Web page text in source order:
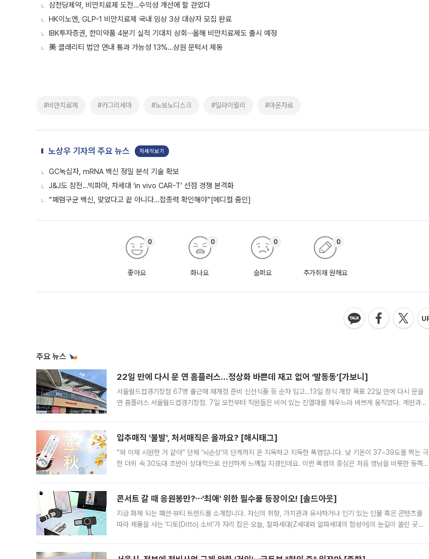
삼천당제약, 비만치료제 도전…수익성 개선에 팔 걷었다
HK이노엔, GLP-1 비만치료제 국내 임상 3상 대상자 모집 완료
IBK투자증권, 한미약품 4분기 실적 기대치 상회⋯올해 비만치료제도 출시 예정
美 클래리티 법안 연내 통과 가능성 13%…상원 문턱서 제동
#비만치료제 #카그리세마 #노보노디스크 #일라이릴리 #마운자로
노상우 기자의 주요 뉴스 자세히보기
GC녹십자, mRNA 백신 정밀 분석 기술 확보
J&J도 참전…빅파마, 차세대 ‘in vivo CAR-T’ 선점 경쟁 본격화
“폐렴구균 백신, 맞았다고 끝 아니다…접종력 확인해야”[메디컬 줌인]
좋아요
0
화나요
0
슬퍼요
0
추가취재 원해요
0
주요 뉴스
22일 만에 다시 문 연 홈플러스…정상화 바쁜데 재고 없어 ‘발동동’[가보니]
서울월드컵경기장점 67명 출근해 재개점 준비 신선식품 등 순차 입고…13일 정식 개장 목표 22일 만에 다시 문을
연 홈플러스 서울월드컵경기장점. 7일 오전부터 직원들은 비어 있는 진열대를 채우느라 바쁘게 움직였다. 계란과
입추매직 '불발', 처서매직은 올까요? [해시태그]
“와 이제 시원한 거 같아” 단체 ‘뇌손상’의 단계까지 온 지독하고 지독한 폭염입니다. 낮 기온이 37~39도를 찍는 극
한 더위 속 30도대 초반이 상대적으로 선선하게 느껴질 지경인데요. 이번 폭염의 중심은 처음 영남을 비롯한 동쪽
콘서트 갈 때 응원봉만?⋯'최애' 위한 필수품 등장이오! [솔드아웃]
지금 화제 되는 패션·뷰티 트렌드를 소개합니다. 자신의 취향, 가치관과 유사하거나 인기 있는 인물 혹은 콘텐츠를
따라 제품을 사는 '디토(Ditto) 소비'가 자리 잡은 오늘, 잘파세대(Z세대와 알파세대의 합성어)의 눈길이 쏠린 곳은